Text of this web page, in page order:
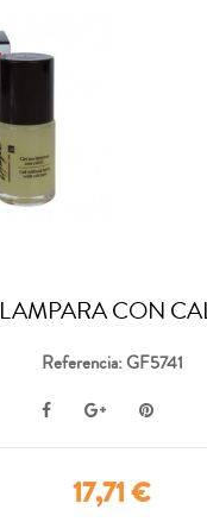
CON
Referencia: GF5741
17,71 €